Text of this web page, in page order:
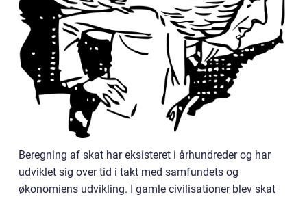
Beregning af skat har eksisteret i århundreder og har
udviklet sig over tid i takt med samfundets og
økonomiens udvikling. I gamle civilisationer blev skat